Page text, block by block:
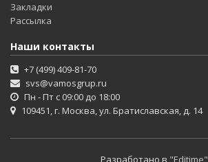
Закладки
Рассылка
Наши контакты
+7 (499) 409-81-70
svs@vamosgrup.ru
Пн - Пт с 09:00 до 18:00
109451, г. Москва, ул. Братиславская, д. 14
Разработано в "Editime"